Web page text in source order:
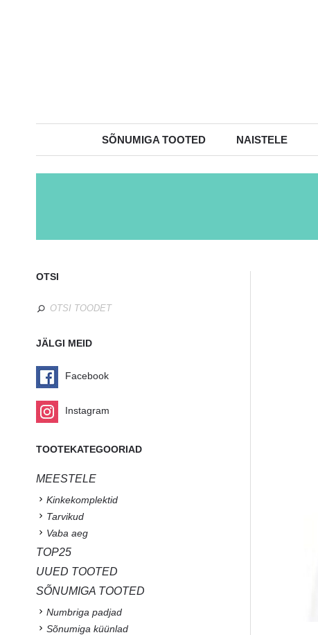
SÕNUMIGA TOOTED NAISTELE
OTSI
JÄLGI MEID
Facebook
Instagram
TOOTEKATEGOORIAD
MEESTELE
Kinkekomplektid
Tarvikud
Vaba aeg
TOP25
UUED TOOTED
SÕNUMIGA TOOTED
Numbriga padjad
Sõnumiga küünlad